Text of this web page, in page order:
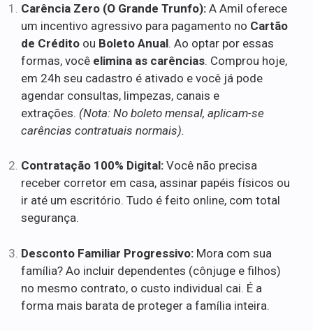
Carência Zero (O Grande Trunfo): A Amil oferece
um incentivo agressivo para pagamento no Cartão
de Crédito ou Boleto Anual. Ao optar por essas
formas, você elimina as carências. Comprou hoje,
em 24h seu cadastro é ativado e você já pode
agendar consultas, limpezas, canais e
extrações. (Nota: No boleto mensal, aplicam-se
carências contratuais normais).
Contratação 100% Digital: Você não precisa
receber corretor em casa, assinar papéis físicos ou
ir até um escritório. Tudo é feito online, com total
segurança.
Desconto Familiar Progressivo: Mora com sua
família? Ao incluir dependentes (cônjuge e filhos)
no mesmo contrato, o custo individual cai. É a
forma mais barata de proteger a família inteira.